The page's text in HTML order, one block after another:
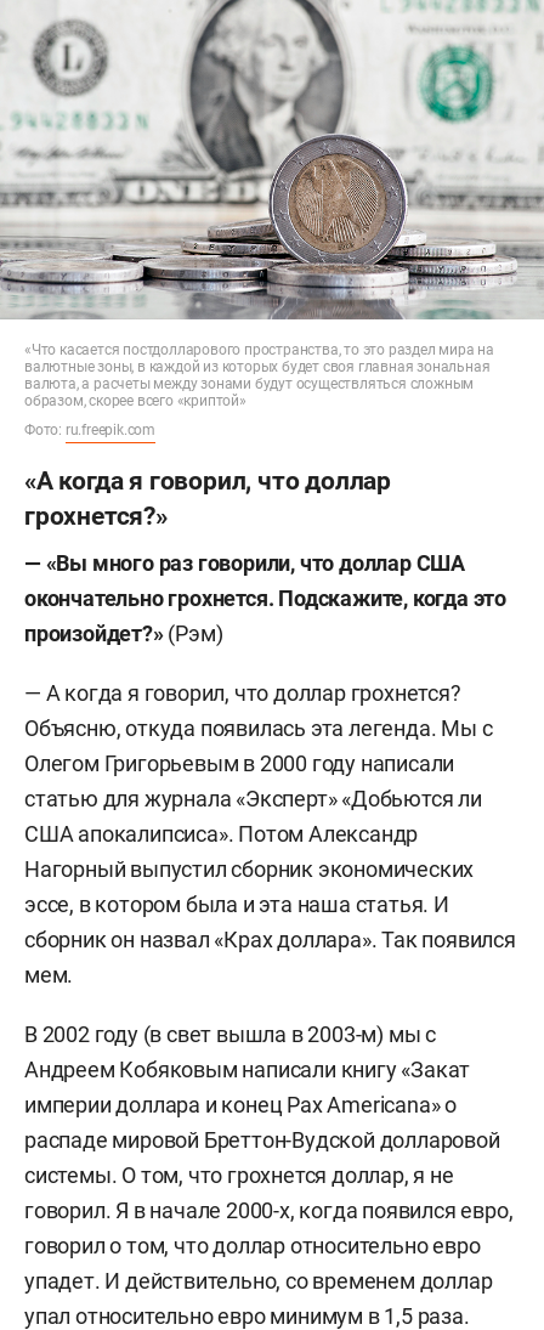
«Что касается постдолларового пространства, то это раздел мира на
валютные зоны, в каждой из которых будет своя главная зональная
валюта, а расчеты между зонами будут осуществляться сложным
образом, скорее всего «криптой»
Фото: ru.freepik.com
«А когда я говорил, что доллар
грохнется?»
— «Вы много раз говорили, что доллар США
окончательно грохнется. Подскажите, когда это
произойдет?»(Рэм)
— А когда я говорил, что доллар грохнется?
Объясню, откуда появилась эта легенда. Мы с
Олегом Григорьевым в 2000 году написали
статью для журнала «Эксперт» «Добьются ли
США апокалипсиса». Потом Александр
Нагорный выпустил сборник экономических
эссе, в котором была и эта наша статья. И
сборник он назвал «Крах доллара». Так появился
мем.
В 2002 году (в свет вышла в 2003-м) мы с
Андреем Кобяковым написали книгу «Закат
империи доллара и конец Pax Americana» о
распаде мировой Бреттон-Вудской долларовой
системы. О том, что грохнется доллар, я не
говорил. Я в начале 2000-х, когда появился евро,
говорил о том, что доллар относительно евро
упадет. И действительно, со временем доллар
упал относительно евро минимум в 1,5 раза.